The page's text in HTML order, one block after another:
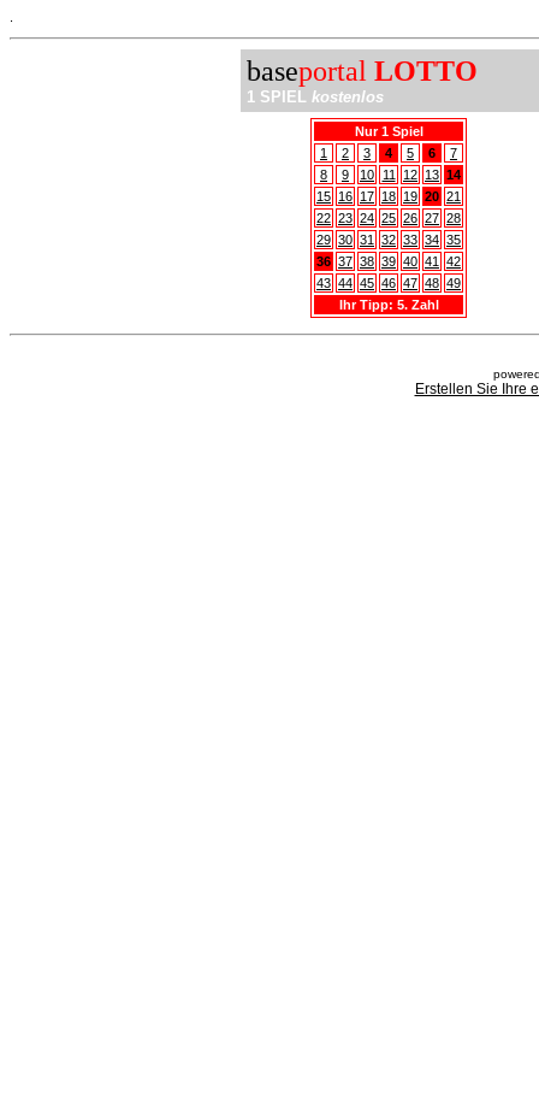
baseportal LOTTO
1 SPIEL kostenlos
Nur 1 Spiel
1
2 3 4 5 6
7
8
9 10 11 12 13 14
15 16 17 18 19 20 21
22 23 24 25 26 27 28
29 30 31 32 33 34 35
36 37 38 39 40 41
42
43 44 45 46 47 48 49
Ihr Tipp: 5. Zahl
Erstellen Sie Ihre